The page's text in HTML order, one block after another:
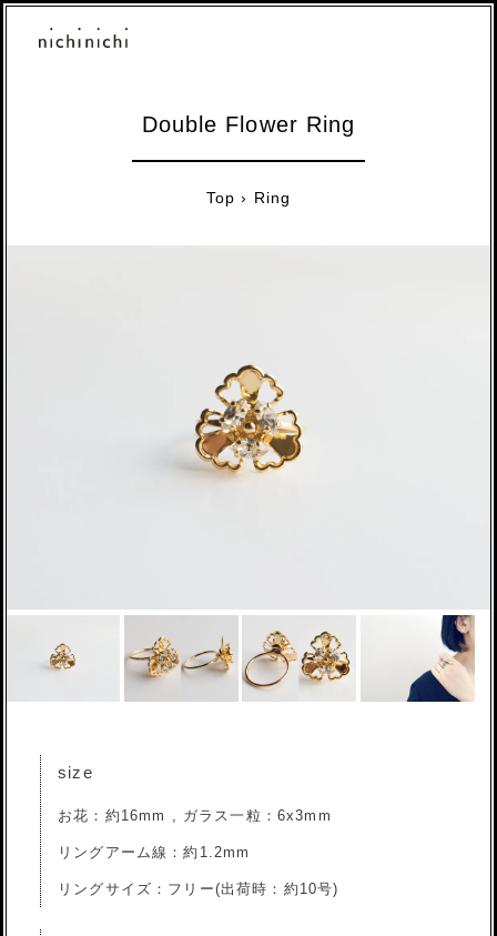
Double Flower Ring
Top › Ring
size
お花：約16mm , ガラス一粒：6x3mm
リングアーム線：約1.2mm
リングサイズ：フリー(出荷時：約10号)